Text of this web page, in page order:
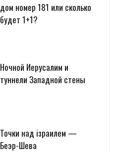
дом номер 181 или сколько
будет 1+1?
Ночной Иерусалим и
туннели Западной стены
Точки над iзраилем —
Беэр-Шева